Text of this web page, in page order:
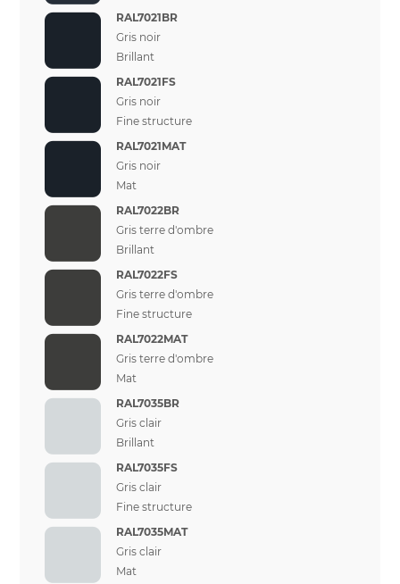
RAL7021BR
Gris noir
Brillant
RAL7021FS
Gris noir
Fine structure
RAL7021MAT
Gris noir
Mat
RAL7022BR
Gris terre d'ombre
Brillant
RAL7022FS
Gris terre d'ombre
Fine structure
RAL7022MAT
Gris terre d'ombre
Mat
RAL7035BR
Gris clair
Brillant
RAL7035FS
Gris clair
Fine structure
RAL7035MAT
Gris clair
Mat